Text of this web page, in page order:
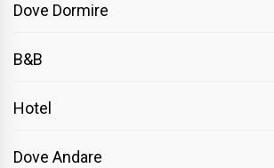
Dove Dormire
B&B
Hotel
Dove Andare